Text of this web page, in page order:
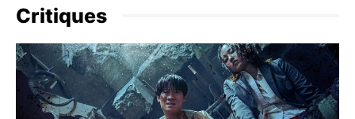
Critiques